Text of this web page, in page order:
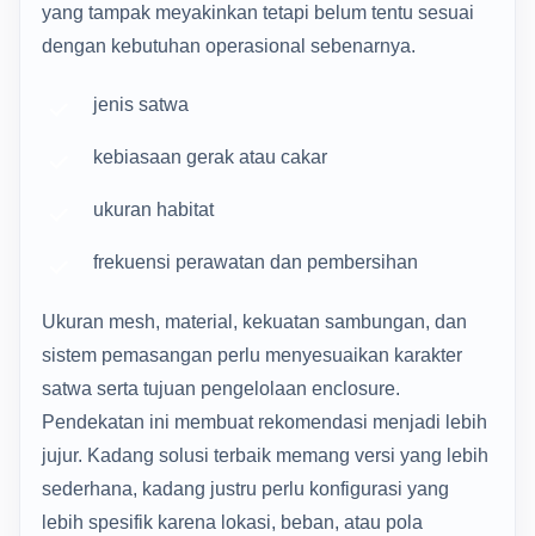
yang tampak meyakinkan tetapi belum tentu sesuai
dengan kebutuhan operasional sebenarnya.
jenis satwa
kebiasaan gerak atau cakar
ukuran habitat
frekuensi perawatan dan pembersihan
Ukuran mesh, material, kekuatan sambungan, dan
sistem pemasangan perlu menyesuaikan karakter
satwa serta tujuan pengelolaan enclosure.
Pendekatan ini membuat rekomendasi menjadi lebih
jujur. Kadang solusi terbaik memang versi yang lebih
sederhana, kadang justru perlu konfigurasi yang
lebih spesifik karena lokasi, beban, atau pola